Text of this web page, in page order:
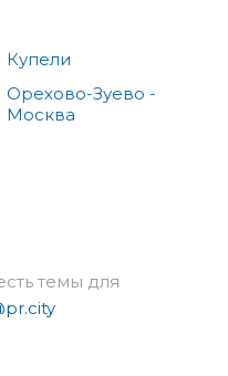
Купели
Орехово-Зуево -
Москва
темы для